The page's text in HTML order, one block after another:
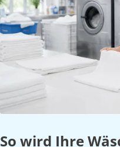
So wird Ihre